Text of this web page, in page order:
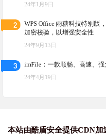
24年1月9日
2
WPS Office 雨糖科技特别版
加密校验，以增强安全性
24年9月13日
3 imFile：一款顺畅、高速、
24年4月19日
本站由酷盾安全提供CDN加